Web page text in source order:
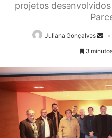
projetos
Juliana Gonçalves
3